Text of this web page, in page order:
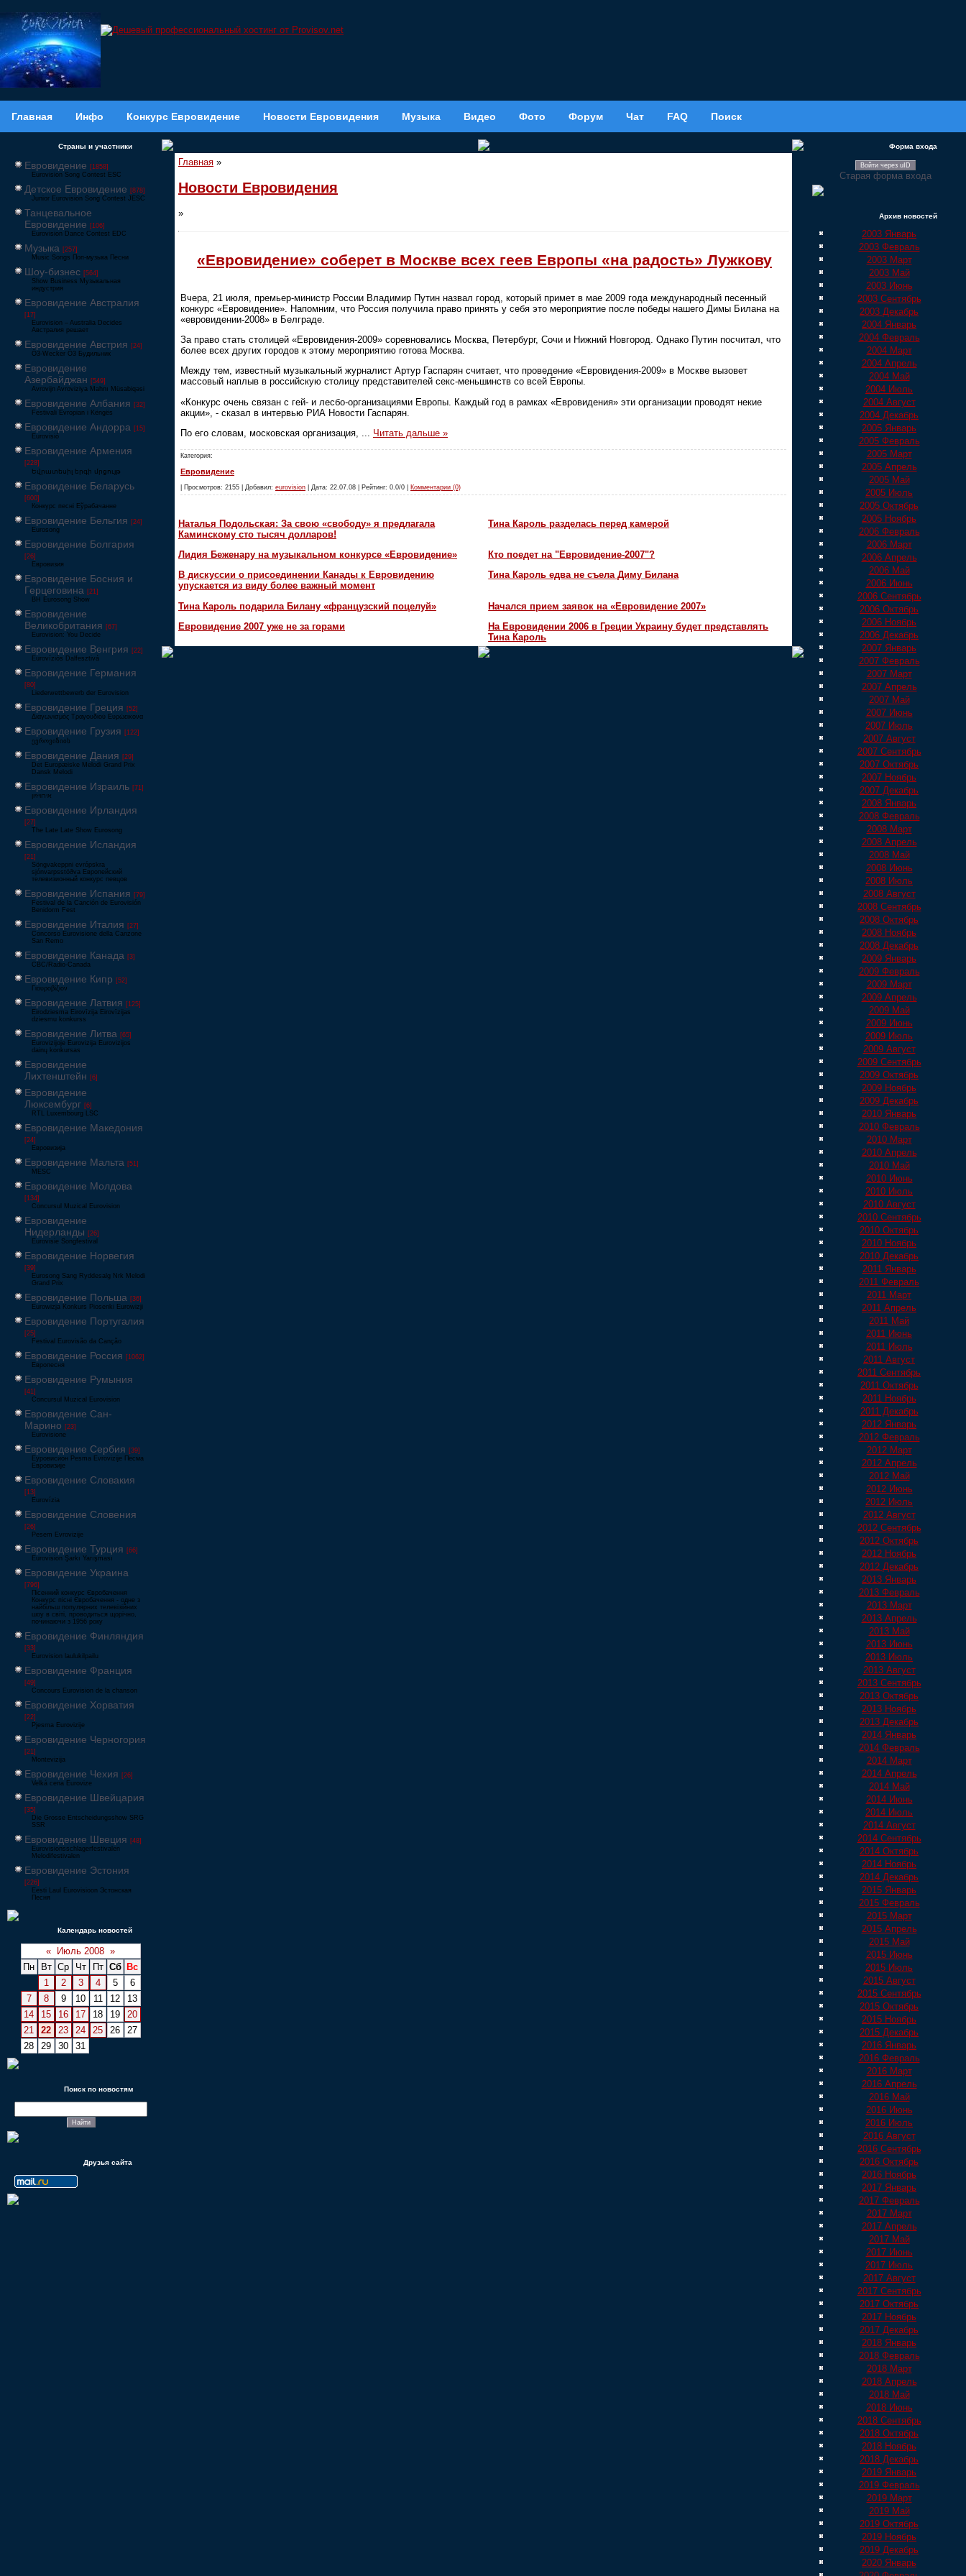
Главная Инфо Конкурс Евровидение Новости Евровидения Музыка Видео Фото Форум Чат FAQ Поиск
Страны и участники
Евровидение [1858]
Eurovision Song Contest ESC
Детское Евровидение [878]
Junior Eurovision Song Contest JESC
Танцевальное
Евровидение [106]
Eurovision Dance Contest EDC
Музыка [257]
Music Songs Поп-музыка Песни
Шоу-бизнес [564]
Show Business Музыкальная
индустрия
Евровидение Австралия
[17]
Eurovision – Australia Decides
Австралия решает
Евровидение Австрия [24]
Ö3-Wecker Ö3 Будильник
Евровидение
Азербайджан [549]
Avrovijn Avroviziya Mahnı Müsabiqəsi
Евровидение Албания [32]
Festivali Evropian i Këngës
Евровидение Андорра [15]
Eurovisió
Евровидение Армения
[228]
Եվրատեսիլ երգի մրցույթ
Евровидение Беларусь
[600]
Конкурс песні Еўрабачанне
Евровидение Бельгия [24]
Eurosong
Евровидение Болгария
[26]
Евровизия
Евровидение Босния и
Герцеговина [21]
BH Eurosong Show
Евровидение
Великобритания [67]
Eurovision: You Decide
Евровидение Венгрия [22]
Eurovíziós Dalfesztivá
Евровидение Германия
[80]
Liederwettbewerb der Eurovision
Евровидение Греция [52]
Διαγωνισμός Τραγουδιού Ευρώεικονα
Евровидение Грузия [122]
ევროვიზიის
Евровидение Дания [29]
Det Europæiske Melodi Grand Prix
Dansk Melodi
Евровидение Израиль [71]
‏אירוויזיון
Евровидение Ирландия
[27]
The Late Late Show Eurosong
Евровидение Исландия
[21]
Söngvakeppni evrópskra
sjónvarpsstöðva Европейский
телевизионный конкурс певцов
Евровидение Испания [79]
Festival de la Canción de Eurovisión
Benidorm Fest
Евровидение Италия [27]
Concorso Eurovisione della Canzone
San Remo
Евровидение Канада [3]
CBC/Radio-Canada
Евровидение Кипр [52]
Γιουροβίζιον
Евровидение Латвия [125]
Eirodziesma Eirovīzija Eirovīzijas
dziesmu konkurss
Евровидение Литва [65]
Eurovizijoje Eurovizija Eurovizijos
dainų konkursas
Евровидение
Лихтенштейн [6]
Евровидение
Люксембург [6]
RTL Luxembourg LSC
Евровидение Македония
[24]
Евровизија
Евровидение Мальта [51]
MESC
Евровидение Молдова
[134]
Concursul Muzical Eurovision
Евровидение
Нидерланды [26]
Eurovisie Songfestival
Евровидение Норвегия
[39]
Eurosong Sang Ryddesalg Nrk Melodi
Grand Prix
Евровидение Польша [36]
Eurowizja Konkurs Piosenki Eurowizji
Евровидение Португалия
[25]
Festival Eurovisão da Canção
Евровидение Россия [1062]
Европесня
Евровидение Румыния
[41]
Concursul Muzical Eurovision
Евровидение Сан-
Марино [23]
Eurovisione
Евровидение Сербия [39]
Еуровисион Pesma Evrovizije Песма
Евровизије
Евровидение Словакия
[13]
Eurovízia
Евровидение Словения
[26]
Pesem Evrovizije
Евровидение Турция [66]
Eurovision Şarkı Yarışması
Евровидение Украина
[796]
Пісенний конкурс Євробачення
Конкурс пісні Євробачення - одне з
найбільш популярних телевізійних
шоу в світі, проводиться щорічно,
починаючи з 1956 року
Евровидение Финляндия
[33]
Eurovision laulukilpailu
Евровидение Франция
[49]
Concours Eurovision de la chanson
Евровидение Хорватия
[22]
Pjesma Eurovizije
Евровидение Черногория
[21]
Montevizija
Евровидение Чехия [26]
Velká cena Eurovize
Евровидение Швейцария
[35]
Die Grosse Entscheidungsshow SRG
SSR
Евровидение Швеция [48]
Eurovisionsschlagerfestivalen
Melodifestivalen
Евровидение Эстония
[226]
Eesti Laul Eurovisioon Эстонская
Песня
Календарь новостей
« Июль 2008 »
Пн
Вт Ср Чт Пт Сб
Вс
1
2 3 4 5
6
7
8 9 10 11 12
13
14
15 16 17 18 19
20
21
22 23 24 25 26
27
28
29 30 31
Поиск по новостям
Друзья сайта
Главная »
Новости Евровидения
»
«Евровидение» соберет в Москве всех геев Европы «на радость» Лужкову
Вчера, 21 июля, премьер-министр России Владимир Путин назвал город, который примет в мае 2009 года международный песенный
конкурс «Евровидение». Напомним, что Россия получила право принять у себя это мероприятие после победы нашего Димы Билана на
«евровидении-2008» в Белграде.
За право стать столицей «Евровидения-2009» соревновались Москва, Петербург, Сочи и Нижний Новгород. Однако Путин посчитал, что
более всех других городов к этому мероприятию готова Москва.
Между тем, известный музыкальный журналист Артур Гаспарян считает, что проведение «Евровидения-2009» в Москве вызовет
массовый наплыв в российскую столицу представителей секс-меньшинств со всей Европы.
«Конкурс очень связан с гей- и лесбо-организациями Европы. Каждый год в рамках «Евровидения» эти организации проводят некие
акции», - сказал в интервью РИА Новости Гаспарян.
По его словам, московская организация,
Читать дальше »
Категория:
Евровидение
| Просмотров: 2155 | Добавил: eurovision | Дата: 22.07.08 | Рейтинг: 0.0/0 | Комментарии (0)
Наталья Подольская: За свою «свободу» я предлагала
Каминскому сто тысяч долларов!
Тина Кароль разделась перед камерой
Лидия Беженару на музыкальном конкурсе «Евровидение»
Кто поедет на "Евровидение-2007"?
В дискуссии о присоединении Канады к Евровидению
упускается из виду более важный момент
Тина Кароль едва не съела Диму Билана
Тина Кароль подарила Билану «французский поцелуй»
Начался прием заявок на «Евровидение 2007»
Евровидение 2007 уже не за горами
На Евровидении 2006 в Греции Украину будет представлять
Тина Кароль
Форма входа
Войти через uID
Старая форма входа
Архив новостей
2003 Январь
2003 Февраль
2003 Март
2003 Май
2003 Июнь
2003 Сентябрь
2003 Декабрь
2004 Январь
2004 Февраль
2004 Март
2004 Апрель
2004 Май
2004 Июль
2004 Август
2004 Декабрь
2005 Январь
2005 Февраль
2005 Март
2005 Апрель
2005 Май
2005 Июль
2005 Октябрь
2005 Ноябрь
2006 Февраль
2006 Март
2006 Апрель
2006 Май
2006 Июнь
2006 Сентябрь
2006 Октябрь
2006 Ноябрь
2006 Декабрь
2007 Январь
2007 Февраль
2007 Март
2007 Апрель
2007 Май
2007 Июнь
2007 Июль
2007 Август
2007 Сентябрь
2007 Октябрь
2007 Ноябрь
2007 Декабрь
2008 Январь
2008 Февраль
2008 Март
2008 Апрель
2008 Май
2008 Июнь
2008 Июль
2008 Август
2008 Сентябрь
2008 Октябрь
2008 Ноябрь
2008 Декабрь
2009 Январь
2009 Февраль
2009 Март
2009 Апрель
2009 Май
2009 Июнь
2009 Июль
2009 Август
2009 Сентябрь
2009 Октябрь
2009 Ноябрь
2009 Декабрь
2010 Январь
2010 Февраль
2010 Март
2010 Апрель
2010 Май
2010 Июнь
2010 Июль
2010 Август
2010 Сентябрь
2010 Октябрь
2010 Ноябрь
2010 Декабрь
2011 Январь
2011 Февраль
2011 Март
2011 Апрель
2011 Май
2011 Июнь
2011 Июль
2011 Август
2011 Сентябрь
2011 Октябрь
2011 Ноябрь
2011 Декабрь
2012 Январь
2012 Февраль
2012 Март
2012 Апрель
2012 Май
2012 Июнь
2012 Июль
2012 Август
2012 Сентябрь
2012 Октябрь
2012 Ноябрь
2012 Декабрь
2013 Январь
2013 Февраль
2013 Март
2013 Апрель
2013 Май
2013 Июнь
2013 Июль
2013 Август
2013 Сентябрь
2013 Октябрь
2013 Ноябрь
2013 Декабрь
2014 Январь
2014 Февраль
2014 Март
2014 Апрель
2014 Май
2014 Июнь
2014 Июль
2014 Август
2014 Сентябрь
2014 Октябрь
2014 Ноябрь
2014 Декабрь
2015 Январь
2015 Февраль
2015 Март
2015 Апрель
2015 Май
2015 Июнь
2015 Июль
2015 Август
2015 Сентябрь
2015 Октябрь
2015 Ноябрь
2015 Декабрь
2016 Январь
2016 Февраль
2016 Март
2016 Апрель
2016 Май
2016 Июнь
2016 Июль
2016 Август
2016 Сентябрь
2016 Октябрь
2016 Ноябрь
2017 Январь
2017 Февраль
2017 Март
2017 Апрель
2017 Май
2017 Июнь
2017 Июль
2017 Август
2017 Сентябрь
2017 Октябрь
2017 Ноябрь
2017 Декабрь
2018 Январь
2018 Февраль
2018 Март
2018 Апрель
2018 Май
2018 Июнь
2018 Сентябрь
2018 Октябрь
2018 Ноябрь
2018 Декабрь
2019 Январь
2019 Февраль
2019 Март
2019 Май
2019 Октябрь
2019 Ноябрь
2019 Декабрь
2020 Январь